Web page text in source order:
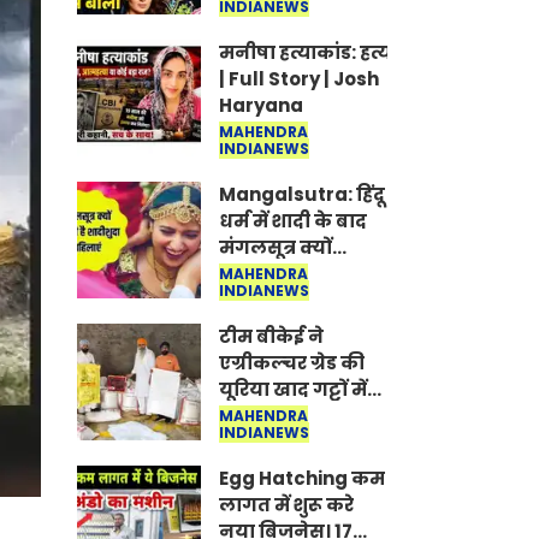
Jantar-Mantar |
CJP protest
INDIANEWS
मनीषा हत्याकांड: हत्या, आत्महत्या या
| Full Story | Josh
Haryana
MAHENDRA
INDIANEWS
Mangalsutra: हिंदू
धर्म में शादी के बाद
मंगलसूत्र क्यों
पहनती है महिलाएं,
किसने शुरु की ये
परंपरा
MAHENDRA
INDIANEWS
टीम बीकेई ने
एग्रीकल्चर ग्रेड की
यूरिया खाद गट्टों में
बदलकर टेक्निकल
ग्रेड में बेचने वालों पर
करवाई कार्रवाई:
लखविंदर सिंह
औलख
MAHENDRA
INDIANEWS
Egg Hatching कम
लागत में शुरू करे
नया बिजनेस। 17